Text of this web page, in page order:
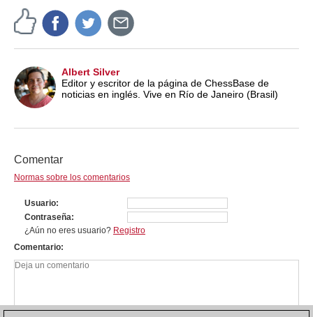
Albert Silver
Editor y escritor de la página de ChessBase de
noticias en inglés. Vive en Río de Janeiro (Brasil)
Comentar
Normas sobre los comentarios
Usuario
Contraseña
¿Aún no eres usuario? Registro
Comentario